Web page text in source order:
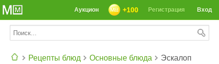
Вход
Регистрация
+100
Аукцион
Рецепты блюд
Основные блюда
Эскалоп